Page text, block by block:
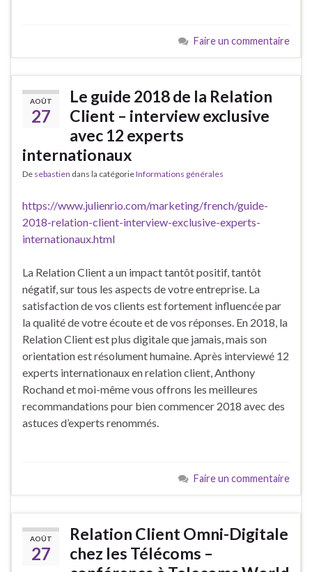
Faire un commentaire
AOÛT
27
Le guide 2018 de la Relation
Client – interview exclusive
avec 12 experts
internationaux
De sebastien dans la catégorieInformations générales
https://www.julienrio.com/marketing/french/guide-
2018-relation-client-interview-exclusive-experts-
internationaux.html
La Relation Client a un impact tantôt positif, tantôt
négatif, sur tous les aspects de votre entreprise. La
satisfaction de vos clients est fortement influencée par
la qualité de votre écoute et de vos réponses. En 2018, la
Relation Client est plus digitale que jamais, mais son
orientation est résolument humaine. Après interviewé 12
experts internationaux en relation client, Anthony
Rochand et moi-même vous offrons les meilleures
recommandations pour bien commencer 2018 avec des
astuces d’experts renommés.
Faire un commentaire
AOÛT
27
Relation Client Omni-Digitale
chez les Télécoms –